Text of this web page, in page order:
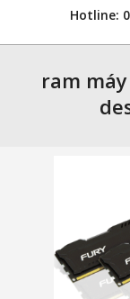
Hotline:
Navigation
ram